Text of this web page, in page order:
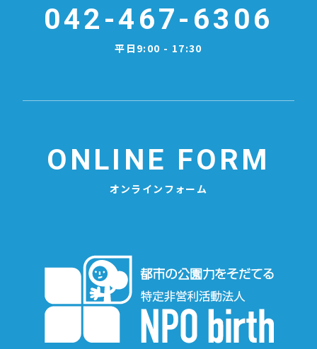
042-467-6306
平日9:00 - 17:30
ONLINE FORM
オンラインフォーム